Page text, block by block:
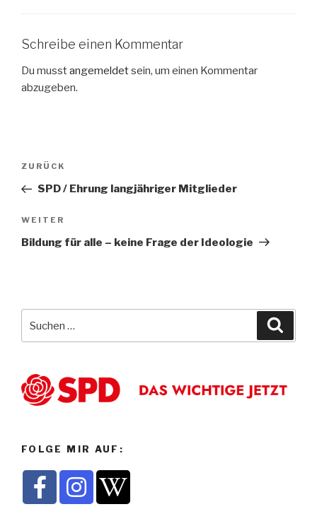
Schreibe einen Kommentar
Du musstangemeldetsein, um einen Kommentar
abzugeben.
Beitragsnavigation
Vorheriger
Beitrag
ZURÜCK
SPD / Ehrung langjähriger Mitglieder
Nächster
Beitrag
WEITER
Bildung für alle – keine Frage der Ideologie
nach:
FOLGE MIR AUF: